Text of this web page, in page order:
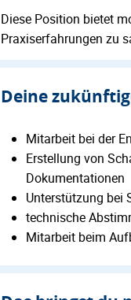
Diese Position bietet
Praxiserfahrungen zu
Deine
Mitarbeit bei der
Erstellung von
Dokumentationen
Unterstützung bei
technische
Mitarbeit beim